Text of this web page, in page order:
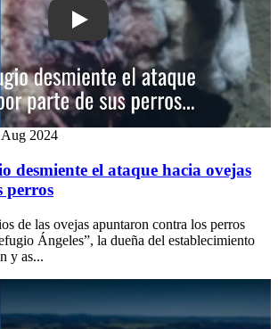
Play: Dueña de refugio desmiente el
2024
desmiente el ataque hacia ovejas
perros
de las ovejas apuntaron contra los perros
Ángeles”, la dueña del establecimiento
y as...